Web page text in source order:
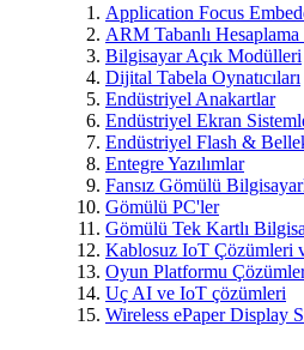
Application Focus
ARM Tabanlı Hesaplama
Bilgisayar Açık Modülleri
Dijital Tabela Oynatıcıları
Endüstriyel Anakartlar
Endüstriyel Ekran
Endüstriyel Flash &
Entegre Yazılımlar
Fansız Gömülü
Gömülü PC'ler
Gömülü Tek Kartlı
Kablosuz IoT Çözümleri
Oyun Platformu
Uç AI ve IoT çözümleri
Wireless ePaper Display